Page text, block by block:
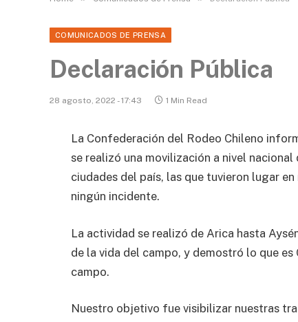
COMUNICADOS DE PRENSA
Declaración Pública
28 agosto, 2022 - 17:43 1 Min Read
La Confederación del Rodeo Chileno
se realizó una movilización a nivel
ciudades del país, las que tuvieron lugar
ningún incidente.
La actividad se realizó de Arica hasta
de la vida del campo, y demostró lo que
campo.
Nuestro objetivo fue visibilizar nuestras